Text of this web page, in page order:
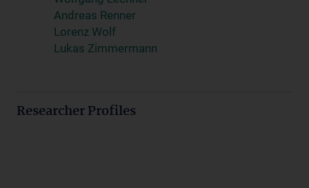
Andreas Renner
Lorenz Wolf
Lukas Zimmermann
Researcher Profiles